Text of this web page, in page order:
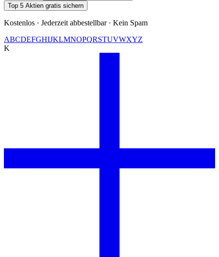
Top 5 Aktien gratis sichern
Kostenlos · Jederzeit abbestellbar · Kein Spam
ABCDEFGHIJKLMNOPQRSTUVWXYZ
K